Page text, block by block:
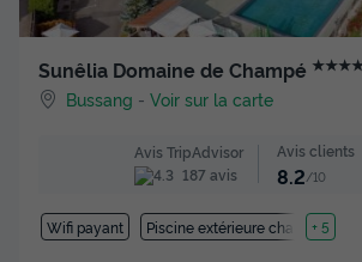
Sunêlia Domaine de Champé
Bussang -Voir sur la carte
Avis TripAdvisor
187 avis
Avis clients
8.2/10
Wifi payant Piscine extérieure chauffée
+ 5